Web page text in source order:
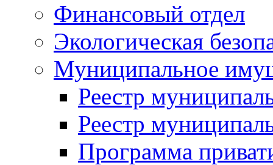
Финансовый отдел
Экологическая
Муниципальное
Реестр
Реестр
Программа